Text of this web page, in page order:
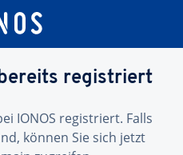
registriert
IONOS registriert. Falls
können Sie sich jetzt